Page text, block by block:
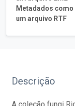
Metadados como
um arquivo RTF
Descrição